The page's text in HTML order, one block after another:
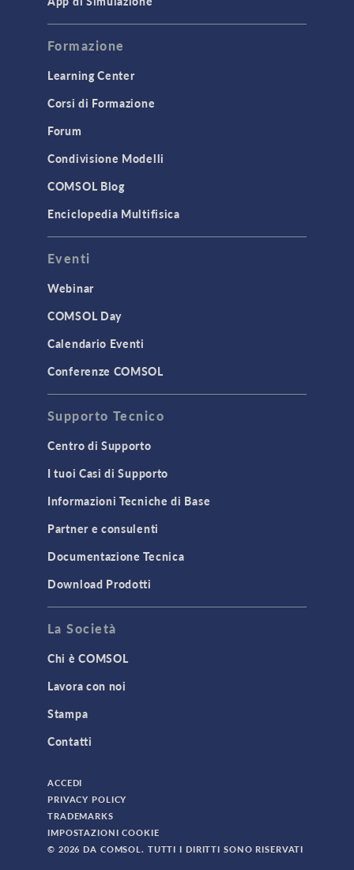
Formazione
Learning Center
Corsi di Formazione
Forum
Condivisione Modelli
COMSOL Blog
Enciclopedia Multifisica
Eventi
Webinar
COMSOL Day
Calendario Eventi
Conferenze COMSOL
Supporto Tecnico
Centro di Supporto
I tuoi Casi di Supporto
Informazioni Tecniche di Base
Partner e consulenti
Documentazione Tecnica
Download Prodotti
La Società
Chi è COMSOL
Lavora con noi
Stampa
Contatti
ACCEDI
PRIVACY POLICY
TRADEMARKS
IMPOSTAZIONI COOKIE
© 2026 DA COMSOL. TUTTI I DIRITTI SONO RISERVATI